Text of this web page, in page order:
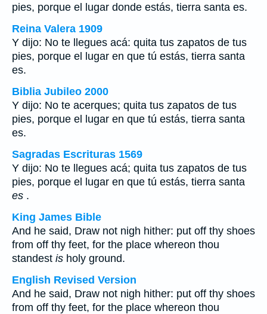
pies, porque el lugar donde estás, tierra santa es.
Reina Valera 1909
Y dijo: No te llegues acá: quita tus zapatos de tus
pies, porque el lugar en que tú estás, tierra santa
es.
Biblia Jubileo 2000
Y dijo: No te acerques; quita tus zapatos de tus
pies, porque el lugar en que tú estás, tierra santa
es.
Sagradas Escrituras 1569
Y dijo: No te llegues acá; quita tus zapatos de tus
pies, porque el lugar en que tú estás, tierra santa
es .
King James Bible
And he said, Draw not nigh hither: put off thy shoes
from off thy feet, for the place whereon thou
standest is holy ground.
English Revised Version
And he said, Draw not nigh hither: put off thy shoes
from off thy feet, for the place whereon thou